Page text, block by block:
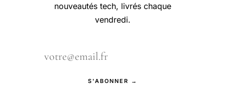
nouveautés tech, livrés chaque
vendredi.
S'ABONNER →